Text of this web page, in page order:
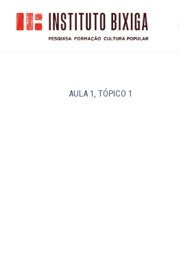
AULA 1, TÓPICO 1